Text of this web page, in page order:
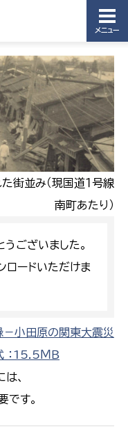
メニュー
街並み（現国道１号線
南町あたり）
ございました。
ロードいただけま
小田原の関東大震災
：15.5ＭＢ
、
です。